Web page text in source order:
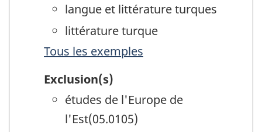
langue et littérature turques
littérature turque
Tous les exemples
Exclusion(s)
études de l'Europe de
l'Est(05.0105)